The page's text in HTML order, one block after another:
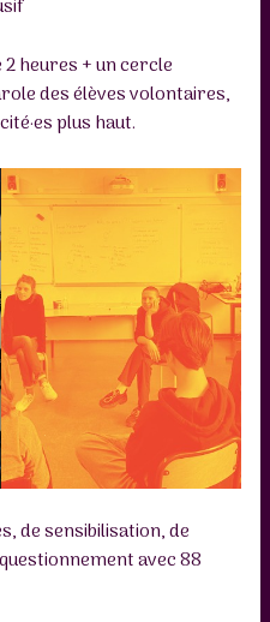
heures + un cercle
des élèves volontaires,
plus haut.
de sensibilisation, de
avec 88